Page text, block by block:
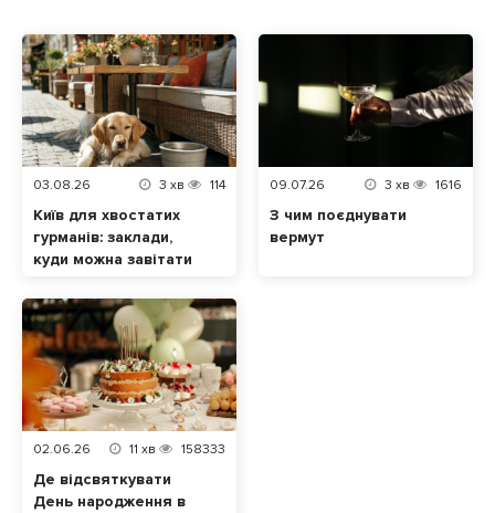
03.08.26 3 хв 114
Київ для хвостатих
гурманів: заклади,
куди можна завітати
улюбленцем
09.07.26 3 хв 1616
З чим поєднувати
вермут
02.06.26 11 хв 158333
Де відсвяткувати
День народження в